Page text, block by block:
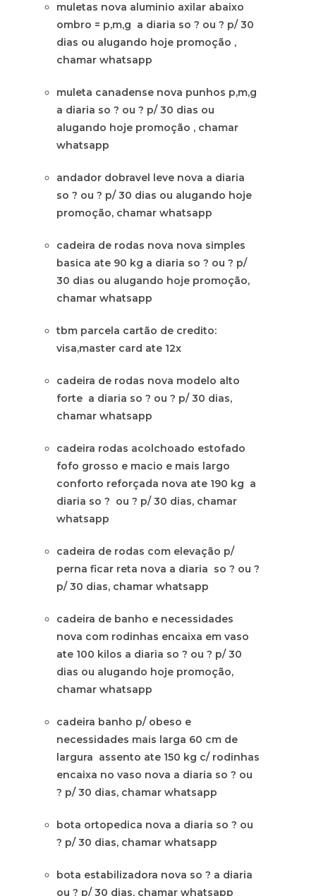
muletas nova aluminio axilar abaixo
ombro = p,m,g a diaria so ? ou ? p/ 30
dias ou alugando hoje promoção ,
chamar whatsapp
muleta canadense nova punhos p,m,g
a diaria so ? ou ? p/ 30 dias ou
alugando hoje promoção , chamar
whatsapp
andador dobravel leve nova a diaria
so ? ou ? p/ 30 dias ou alugando hoje
promoção, chamar whatsapp
cadeira de rodas nova nova simples
basica ate 90 kg a diaria so ? ou ? p/
30 dias ou alugando hoje promoção,
chamar whatsapp
tbm parcela cartão de credito:
visa,master card ate 12x
cadeira de rodas nova modelo alto
forte a diaria so ? ou ? p/ 30 dias,
chamar whatsapp
cadeira rodas acolchoado estofado
fofo grosso e macio e mais largo
conforto reforçada nova ate 190 kg a
diaria so ? ou ? p/ 30 dias, chamar
whatsapp
cadeira de rodas com elevação p/
perna ficar reta nova a diaria so ? ou ?
p/ 30 dias, chamar whatsapp
cadeira de banho e necessidades
nova com rodinhas encaixa em vaso
ate 100 kilos a diaria so ? ou ? p/ 30
dias ou alugando hoje promoção,
chamar whatsapp
cadeira banho p/ obeso e
necessidades mais larga 60 cm de
largura assento ate 150 kg c/ rodinhas
encaixa no vaso nova a diaria so ? ou
? p/ 30 dias, chamar whatsapp
bota ortopedica nova a diaria so ? ou
? p/ 30 dias, chamar whatsapp
bota estabilizadora nova so ? a diaria
ou ? p/ 30 dias, chamar whatsapp